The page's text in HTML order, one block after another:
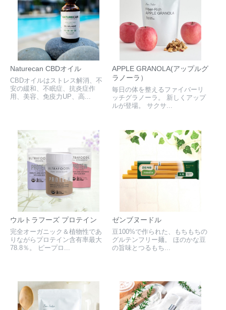
Naturecan CBDオイル
CBDオイルはストレス解消、不
安の緩和、不眠症、抗炎症作
用、美容、免疫力UP、高...
APPLE GRANOLA(アップルグ
ラノーラ）
毎日の体を整えるファイバーリ
ッチグラノーラ。 新しくアップ
ルが登場。 サクサ...
ウルトラフーズ プロテイン
完全オーガニック＆植物性であ
りながらプロテイン含有率最大
78.8％。 ピープロ...
ゼンブヌードル
豆100%で作られた、もちもちの
グルテンフリー麺。 ほのかな豆
の旨味とつるもち...